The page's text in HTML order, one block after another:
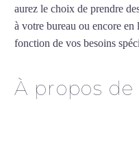
aurez le choix de prendre
à votre bureau ou encore
fonction de vos besoins
À propos